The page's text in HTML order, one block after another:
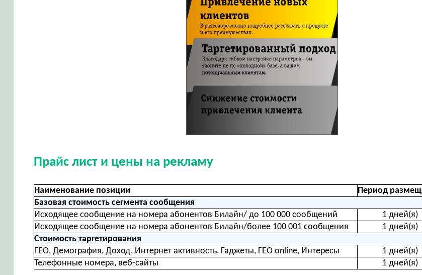
Прайс лист и цены на рекламу
Наименование позиции Период
Базовая стоимость сегмента сообщения
Исходящее сообщение на номера абонентов Билайн/ до 100 000 сообщений
1 дней(я)
Исходящее сообщение на номера абонентов Билайн/более 100 001 сообщения
1 дней(я)
Стоимость таргетирования
ГЕО, Демография, Доход, Интернет активность, Гаджеты, ГЕО online, Интересы
1 дней(я)
Телефонные номера, веб-сайты
1 дней(я)